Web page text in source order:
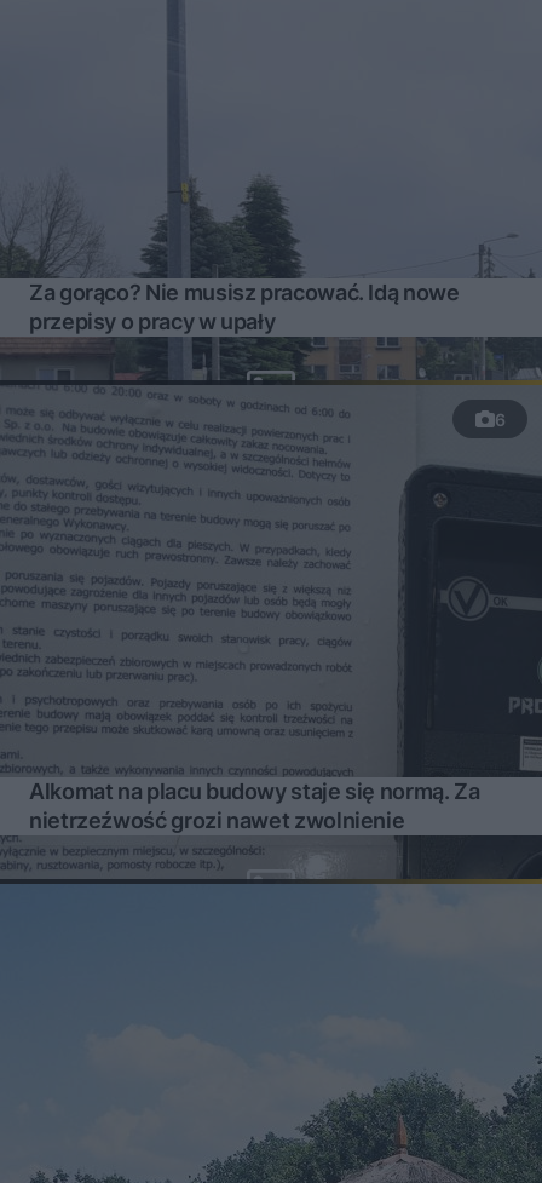
Za gorąco? Nie musisz pracować. Idą nowe
przepisy o pracy w upały
6
Alkomat na placu budowy staje się normą. Za
nietrzeźwość grozi nawet zwolnienie